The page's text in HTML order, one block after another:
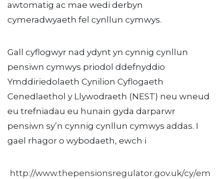
awtomatig ac mae wedi derbyn
cymeradwyaeth fel cynllun cymwys.
Gall cyflogwyr nad ydynt yn cynnig cynllun
pensiwn cymwys priodol ddefnyddio
Ymddiriedolaeth Cynilion Cyflogaeth
Cenedlaethol y Llywodraeth (NEST) neu wneud
eu trefniadau eu hunain gyda darparwr
pensiwn sy’n cynnig cynllun cymwys addas. I
gael rhagor o wybodaeth, ewch i
http://www.thepensionsregulator.gov.uk/cy/em